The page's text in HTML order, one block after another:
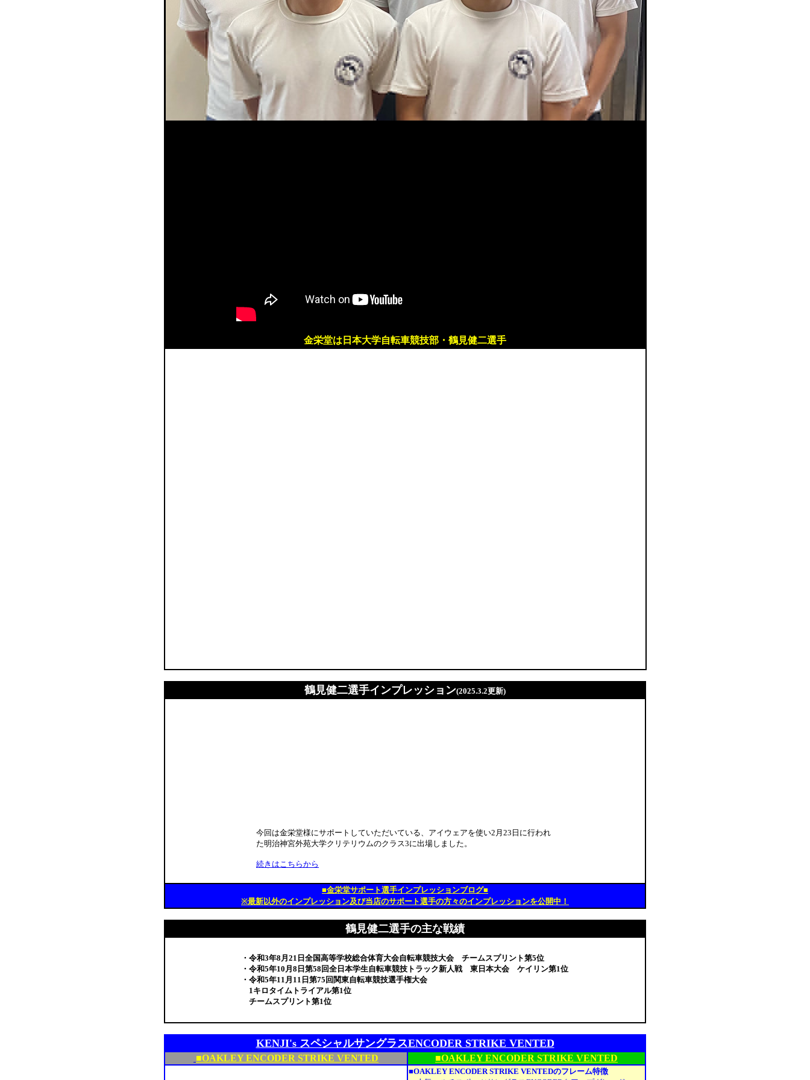
金栄堂は日本大学自転車競技部・鶴見健二選手
鶴見健二選手インプレッション(2025.3.2更新)
今回は金栄堂様にサポートしていただいている、アイウェアを使い2月23日に行われ
た明治神宮外苑大学クリテリウムのクラス3に出場しました。
続きはこちらから
■金栄堂サポート選手インプレッションブログ■
※最新以外のインプレッション及び当店のサポート選手の方々のインプレッションを公開中！
鶴見健二選手の主な戦績
・令和3年8月21日全国高等学校総合体育大会自転車競技大会 チームスプリント第5位
・令和5年10月8日第58回全日本学生自転車競技トラック新人戦 東日本大会 ケイリン第1位
・令和5年11月11日第75回関東自転車競技選手権大会
1キロタイムトライアル第1位
チームスプリント第1位
KENJI's スペシャルサングラスENCODER STRIKE VENTED
■OAKLEY ENCODER STRIKE VENTED ■OAKLEY ENCODER STRIKE VENTED
■OAKLEY ENCODER STRIKE VENTEDのフレーム特徴